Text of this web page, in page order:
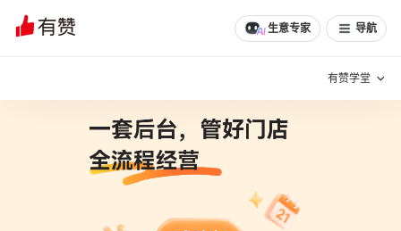
生意专家 导航
有赞学堂
增长方法
有赞专家说